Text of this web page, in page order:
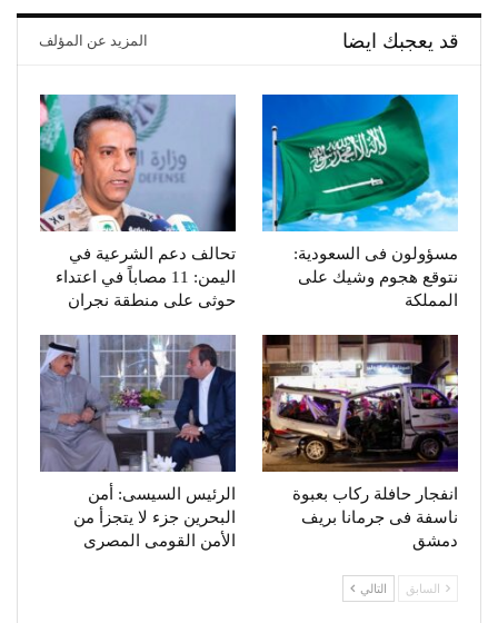
قد يعجبك ايضا المزيد عن المؤلف
مسؤولون فى السعودية:
نتوقع هجوم وشيك على
المملكة
تحالف دعم الشرعية في
اليمن: 11 مصاباً في اعتداء
حوثى على منطقة نجران
انفجار حافلة ركاب بعبوة
ناسفة فى جرمانا بريف
دمشق
الرئيس السيسى: أمن
البحرين جزء لا يتجزأ من
الأمن القومى المصرى
السابق التالي